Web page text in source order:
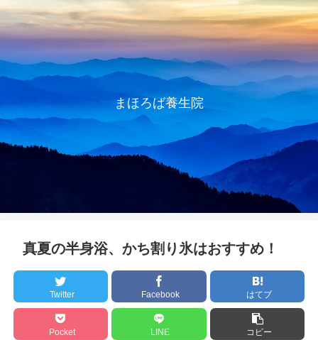
まほろば養生院
真夏の半身浴、かち割り氷はおすすめ！
Twitter Facebook はてブ
Pocket LINE コピー